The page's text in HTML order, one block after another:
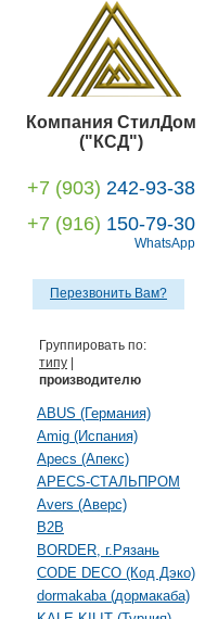
Компания СтилДом
("КСД")
+7 (903) 242-93-38
+7 (916) 150-79-30
WhatsApp
Перезвонить Вам?
Группировать по:
типу
производителю
ABUS (Германия)
Amig (Испания)
Apecs (Апекс)
APECS-СТАЛЬПРОМ
Avers (Аверс)
B2B
BORDER, г.Рязань
CODE DECO (Код Дэко)
dormakaba (дормакаба)